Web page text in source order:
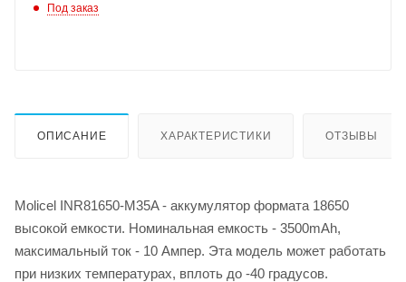
Под заказ
ОПИСАНИЕ ХАРАКТЕРИСТИКИ ОТЗЫВЫ
Molicel INR81650-M35A - аккумулятор формата 18650
высокой емкости. Номинальная емкость - 3500mAh,
максимальный ток - 10 Ампер. Эта модель может работать
при низких температурах, вплоть до -40 градусов.